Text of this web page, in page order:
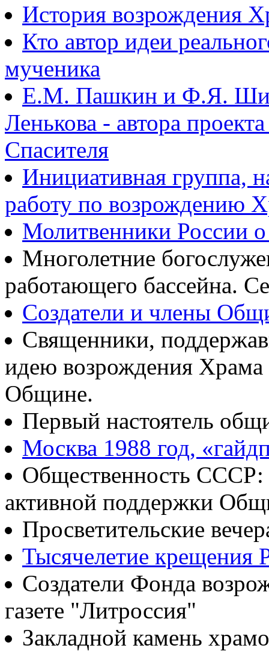
История возрождения
Кто автор идеи
мученика
Е.М. Пашкин и Ф.Я.
Ленькова - автора
Спасителя
Инициативная группа,
работу по возрождению
Молитвенники России
Многолетние
работающего бассейна.
Создатели и члены
Священники,
идею возрождения
Общине.
Первый настоятель
Москва 1988 год,
Общественность СССР:
активной поддержки
Просветительские
Тысячелетие крещения
Создатели Фонда
газете "Литроссия"
Закладной камень